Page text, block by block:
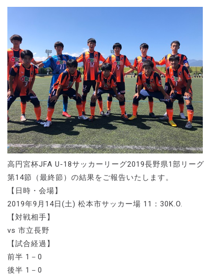
高円宮杯JFA U-18サッカーリーグ2019長野県1部リーグ
第14節（最終節）の結果をご報告いたします。
【日時・会場】
2019年9月14日(土) 松本市サッカー場 11：30K.O.
【対戦相手】
vs 市立長野
【試合経過】
前半 1－0
後半 1－0